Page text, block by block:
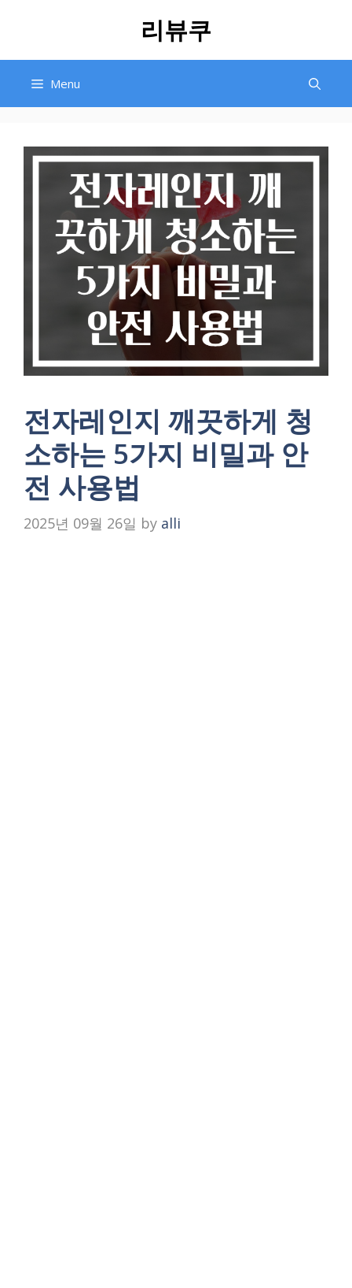
리뷰쿠
Menu
전자레인지 깨끗하게 청
소하는 5가지 비밀과 안
전 사용법
2025년 09월 26일 by alli